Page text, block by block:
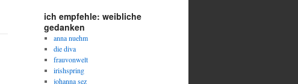
ich empfehle: weibliche
gedanken
anna nuehm
die diva
frauvonwelt
irishspring
johanna sez